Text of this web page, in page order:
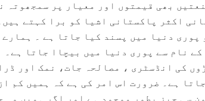
بھی قیمتوں اور معیار پر سمجھوتہ
اکثر پاکستانی اشیا کو برا کہتے ہیں۔
دنیا میں پسند کیا جاتا ہے ۔ ہمارے
نام سے پوری دنیا میں بیچاا جاتا ہے۔
کی انڈسٹری ، مصالحہ جات، نمک اور
ہے۔ ضرورت اس امر کی ہے کہ ہمیں کم
سی چیز بطور موجود ہے اور اگر ہمیں وہ